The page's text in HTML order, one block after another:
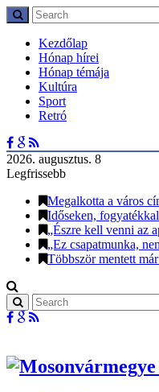
Kezdőlap
Hónap hírei
Hónap témája
Kultúra
Sport
Retró
2026. augusztus. 8
Legfrissebb
Megalkotta a város
Időseken,
„Észre kell venni az
„Ez csapatmunka,
Többször mentett